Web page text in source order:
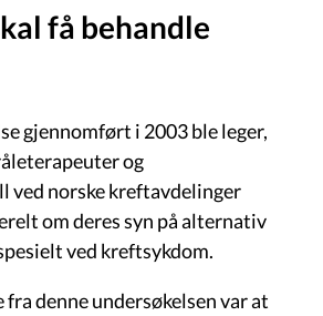
få behandle
gjennomført i 2003 ble leger,
og
ved norske kreftavdelinger
om deres syn på alternativ
ved kreftsykdom.
denne undersøkelsen var at